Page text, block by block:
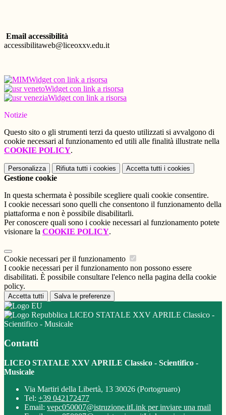
Email accessibilità
accessibilitaweb@liceoxxv.edu.it
Widget con link a risorsa
Widget con link a risorsa
Widget con link a risorsa
Notizie
Questo sito o gli strumenti terzi da questo utilizzati si avvalgono di
cookie necessari al funzionamento ed utili alle finalità illustrate nella
COOKIE POLICY.
Personalizza Rifiuta tutti i cookies Accetta tutti i cookies
Gestione cookie
In questa schermata è possibile scegliere quali cookie consentire.
I cookie necessari sono quelli che consentono il funzionamento della
piattaforma e non è possibile disabilitarli.
Per conoscere quali sono i cookie necessari al funzionamento potete
visionare la COOKIE POLICY.
Cookie necessari per il funzionamento
I cookie necessari per il funzionamento non possono essere
disabilitati. È possibile consultare l'elenco nella pagina della cookie
policy.
Accetta tutti Salva le preferenze
LICEO STATALE XXV APRILE Classico -
Scientifico - Musicale
Contatti
LICEO STATALE XXV APRILE Classico - Scientifico -
Musicale
Via Martiri della Libertà, 13 30026 (Portogruaro)
Tel: +39 042172477
Email: vepc050007@istruzione.itLink per inviare una mail